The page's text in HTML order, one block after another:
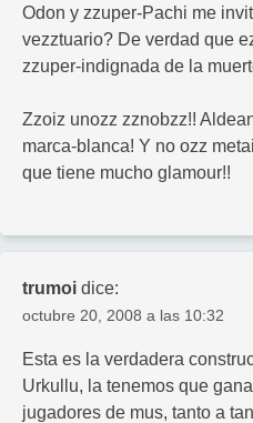
Odon y zzuper-Pachi me
vezztuario? De verdad que
zzuper-indignada de la
Zzoiz unozz zznobzz!!
marca-blanca! Y no ozz
que tiene mucho glamour!!
trumoi dice:
octubre 20, 2008 a las 10:32
Esta es la verdadera
Urkullu, la tenemos que
jugadores de mus, tanto a